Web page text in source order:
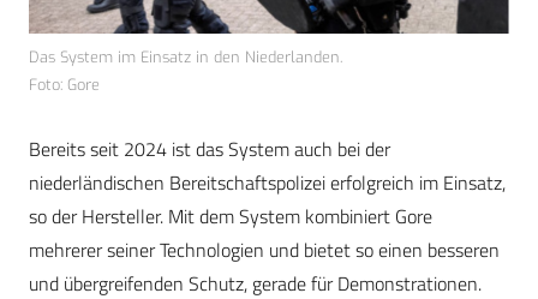
Das System im Einsatz in den Niederlanden.
Foto: Gore
Bereits seit 2024 ist das System auch bei der
niederländischen Bereitschaftspolizei erfolgreich im Einsatz,
so der Hersteller. Mit dem System kombiniert Gore
mehrerer seiner Technologien und bietet so einen besseren
und übergreifenden Schutz, gerade für Demonstrationen.